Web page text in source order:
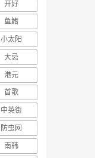
开好
鱼鳍
小太阳
大忌
港元
首歌
中英街
防虫网
南韩